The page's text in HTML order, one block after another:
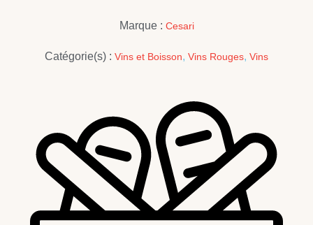
Marque : Cesari
Catégorie(s) : Vins et Boisson, Vins Rouges, Vins